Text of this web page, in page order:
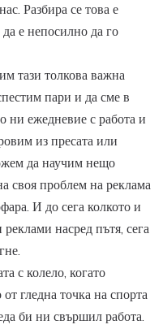
Разбира се това е
е непосилно да го
тази толкова важна
пари и да сме в
ни ежедневие с работа и
из пресата или
да научим нещо
своя проблем на реклама
И до сега колкото и
насред пътя, сега
с колело, когато
гледна точка на спорта
би ни свършил работа.